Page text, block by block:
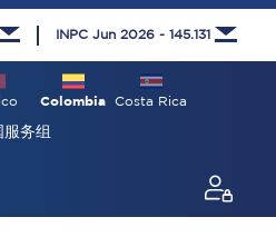
INPC Jun 2026 - 145.131
Costa Rica
Colombia
服务组